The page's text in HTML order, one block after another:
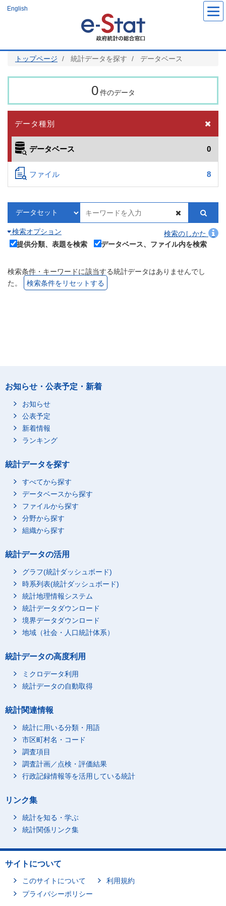
ツ
English
トップページ 統計データを探す データベース
0 件のデータ
データ種別
データベース 0
ファイル 8
検索オプション
検索のしかた
提供分類、表題を検索
データベース、ファイル内を検索
検索条件・キーワードに該当する統計データはありませんでし
た。
検索条件をリセットする
お知らせ・公表予定・新着
お知らせ
公表予定
新着情報
ランキング
統計データを探す
すべてから探す
データベースから探す
ファイルから探す
分野から探す
組織から探す
統計データの活用
グラフ(統計ダッシュボード)
時系列表(統計ダッシュボード)
統計地理情報システム
統計データダウンロード
境界データダウンロード
地域（社会・人口統計体系）
統計データの高度利用
ミクロデータ利用
統計データの自動取得
統計関連情報
統計に用いる分類・用語
市区町村名・コード
調査項目
調査計画／点検・評価結果
行政記録情報等を活用している統計
リンク集
統計を知る・学ぶ
統計関係リンク集
サイトについて
このサイトについて
利用規約
プライバシーポリシー